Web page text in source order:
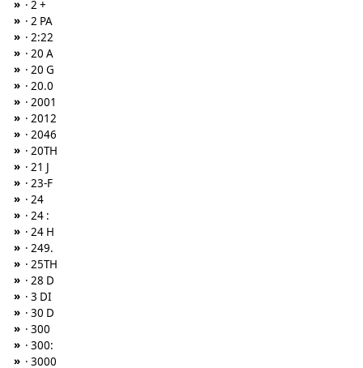
» · 2 +
» · 2 PA
» · 2:22
» · 20 A
» · 20 G
» · 20.0
» · 2001
» · 2012
» · 2046
» · 20TH
» · 21 J
» · 23-F
» · 24
» · 24 :
» · 24 H
» · 249.
» · 25TH
» · 28 D
» · 3 DI
» · 30 D
» · 300
» · 300:
» · 3000